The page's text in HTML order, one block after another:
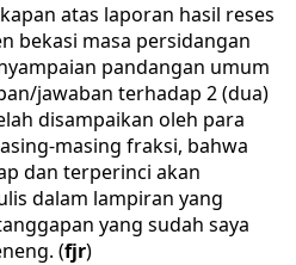
atas laporan hasil reses
bekasi masa persidangan
pandangan umum
jawaban terhadap 2 (dua)
disampaikan oleh para
masing fraksi, bahwa
dan terperinci akan
dalam lampiran yang
yang sudah saya
(fjr)